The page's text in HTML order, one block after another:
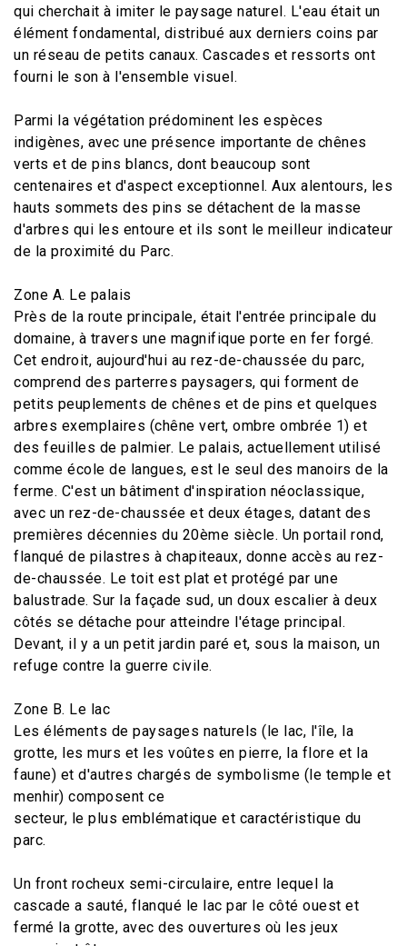
qui cherchait à imiter le paysage naturel. L'eau était un
élément fondamental, distribué aux derniers coins par
un réseau de petits canaux. Cascades et ressorts ont
fourni le son à l'ensemble visuel.
Parmi la végétation prédominent les espèces
indigènes, avec une présence importante de chênes
verts et de pins blancs, dont beaucoup sont
centenaires et d'aspect exceptionnel. Aux alentours, les
hauts sommets des pins se détachent de la masse
d'arbres qui les entoure et ils sont le meilleur indicateur
de la proximité du Parc.
Zone A. Le palais
Près de la route principale, était l'entrée principale du
domaine, à travers une magnifique porte en fer forgé.
Cet endroit, aujourd'hui au rez-de-chaussée du parc,
comprend des parterres paysagers, qui forment de
petits peuplements de chênes et de pins et quelques
arbres exemplaires (chêne vert, ombre ombrée 1) et
des feuilles de palmier. Le palais, actuellement utilisé
comme école de langues, est le seul des manoirs de la
ferme. C'est un bâtiment d'inspiration néoclassique,
avec un rez-de-chaussée et deux étages, datant des
premières décennies du 20ème siècle. Un portail rond,
flanqué de pilastres à chapiteaux, donne accès au rez-
de-chaussée. Le toit est plat et protégé par une
balustrade. Sur la façade sud, un doux escalier à deux
côtés se détache pour atteindre l'étage principal.
Devant, il y a un petit jardin paré et, sous la maison, un
refuge contre la guerre civile.
Zone B. Le lac
Les éléments de paysages naturels (le lac, l'île, la
grotte, les murs et les voûtes en pierre, la flore et la
faune) et d'autres chargés de symbolisme (le temple et
menhir) composent ce
secteur, le plus emblématique et caractéristique du
parc.
Un front rocheux semi-circulaire, entre lequel la
cascade a sauté, flanqué le lac par le côté ouest et
fermé la grotte, avec des ouvertures où les jeux